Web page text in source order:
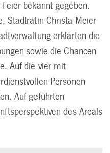
bekannt gegeben.
Stadträtin Christa Meier
erklärten die
sowie die Chancen
Auf die vier mit
Personen
Auf geführten
des Areals